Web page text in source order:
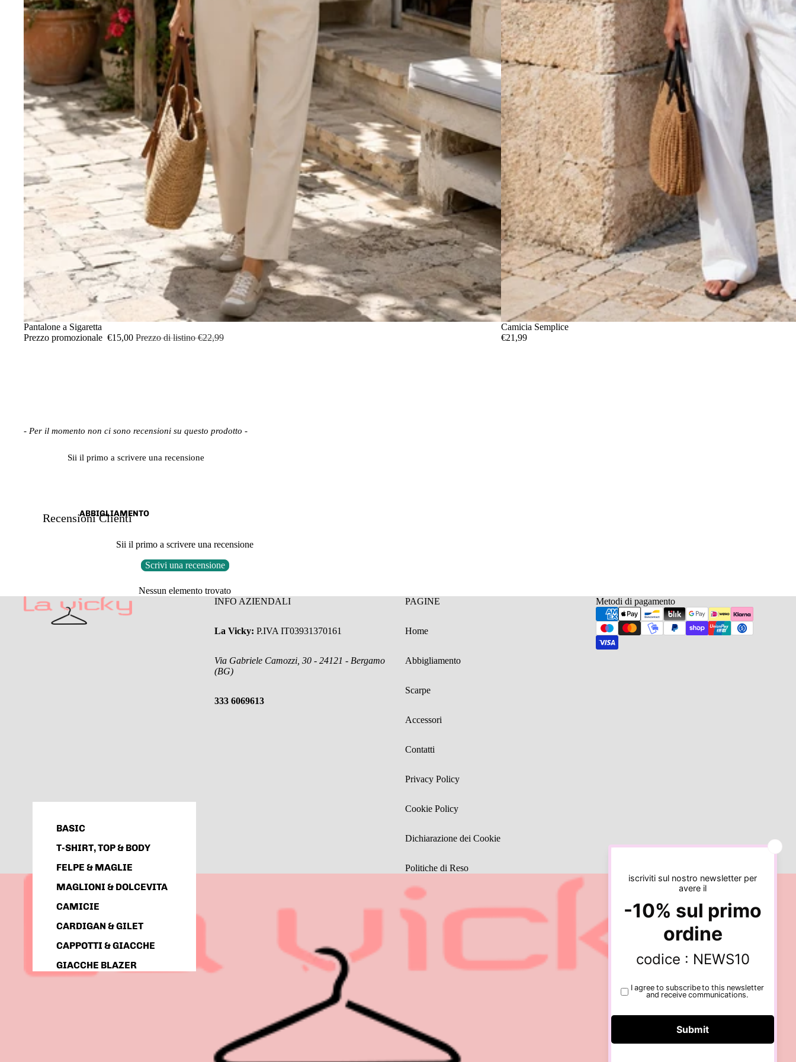
ABBIGLIAMENTO
BASIC
T-SHIRT, TOP & BODY
FELPE & MAGLIE
MAGLIONI & DOLCEVITA
CAMICIE
CARDIGAN & GILET
CAPPOTTI & GIACCHE
GIACCHE BLAZER
IN OFFERTA
Pantalone a Sigaretta
Prezzo promozionale €15,00 Prezzo di listino€22,99
Camicia Semplice
€21,99
- Per il momento non ci sono recensioni su questo prodotto -
Sii il primo a scrivere una recensione
New content loaded
Recensioni Clienti
Sii il primo a scrivere una recensione
Scrivi una recensione
Nessun elemento trovato
INFO AZIENDALI
La Vicky: P.IVA IT03931370161
Via Gabriele Camozzi, 30 - 24121 - Bergamo
(BG)
333 6069613
PAGINE
Home
Abbigliamento
Scarpe
Accessori
Contatti
Privacy Policy
Cookie Policy
Dichiarazione dei Cookie
Politiche di Reso
Metodi di pagamento
Informativa sulla privacy